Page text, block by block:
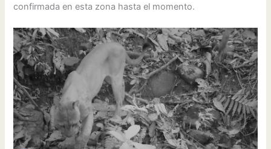
confirmada en esta zona hasta el momento.